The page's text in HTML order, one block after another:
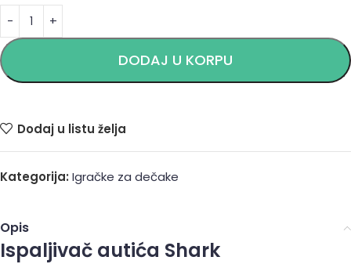
DODAJ U KORPU
Alternative:
Dodaj u listu želja
Kategorija: Igračke za dečake
Opis
Ispaljivač autića Shark